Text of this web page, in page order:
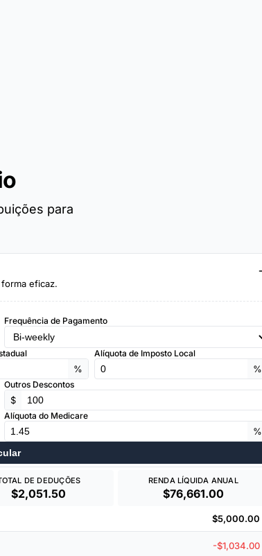
para
eficaz.
Frequência de Pagamento
%
Alíquota de Imposto Local
%
Outros Descontos
$
Alíquota do Medicare
%
DE DEDUÇÕES
$2,051.50
RENDA LÍQUIDA ANUAL
$76,661.00
$5,000.00
-$1,034.00